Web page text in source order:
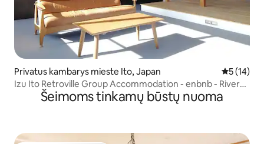
Privatus kambarys mieste Ito, Japan Vidutinis
5 (14)
Izu Ito Retroville Group Accommodation - enbnb - River
1.5 minutės iki jūros.Gamtos palaiminimas yra visai šalia!
Šeimoms tinkamų būstų nuoma